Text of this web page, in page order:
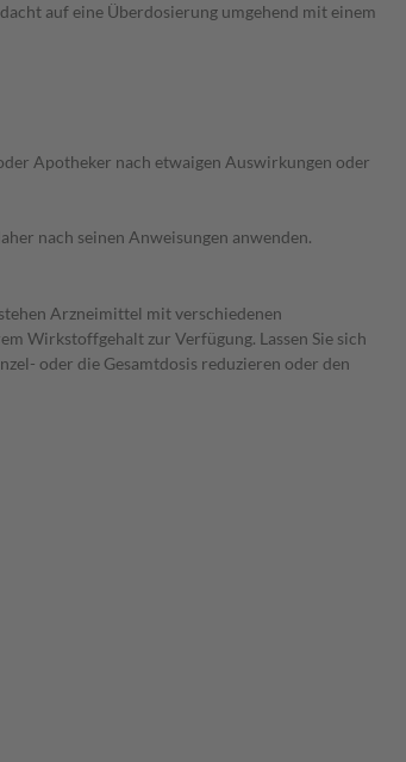
auf eine Überdosierung umgehend mit einem
Apotheker nach etwaigen Auswirkungen oder
nach seinen Anweisungen anwenden.
Arzneimittel mit verschiedenen
Wirkstoffgehalt zur Verfügung. Lassen Sie sich
oder die Gesamtdosis reduzieren oder den